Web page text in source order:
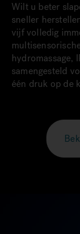
Wilt u beter
sneller
vijf volledig
hydromassage,
samengesteld
één druk op de